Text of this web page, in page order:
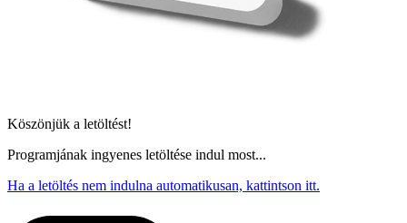
Köszönjük a letöltést!
Programjának ingyenes letöltése indul most...
Ha a letöltés nem indulna automatikusan, kattintson itt.